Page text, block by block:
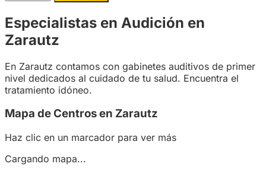
Especialistas en Audición en
Zarautz
En Zarautz contamos con gabinetes auditivos de primer
nivel dedicados al cuidado de tu salud. Encuentra el
tratamiento idóneo.
Mapa de Centros en Zarautz
Haz clic en un marcador para ver más
Cargando mapa...